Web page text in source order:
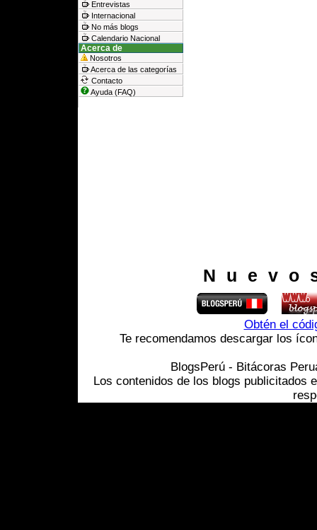
Entrevistas
Internacional
No más blogs
Calendario Nacional
Acerca de
Nosotros
Acerca de las categorías
Contacto
Ayuda (FAQ)
Obtén el
Te recomendamos descargar los
BlogsPerú - Bitácoras
Los contenidos de los blogs publicitados